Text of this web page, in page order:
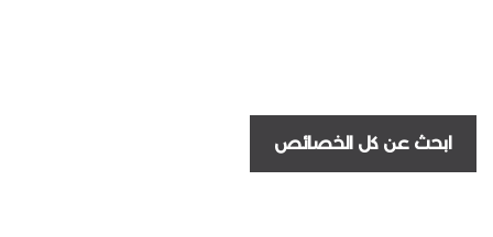
ابحث عن كل الخصائص